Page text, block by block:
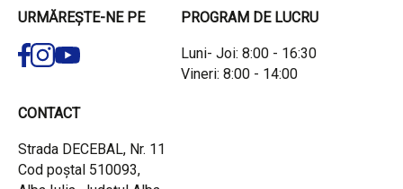
URMĂREȘTE-NE PE PROGRAM DE LUCRU
Luni- Joi: 8:00 - 16:30
Vineri: 8:00 - 14:00
CONTACT
Strada DECEBAL, Nr. 11
Cod poștal 510093,